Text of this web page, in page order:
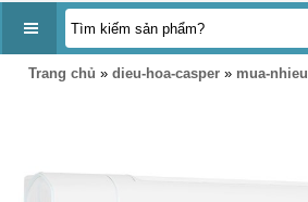
DANH
Trang chủ » dieu-hoa-casper » mua-nhieu